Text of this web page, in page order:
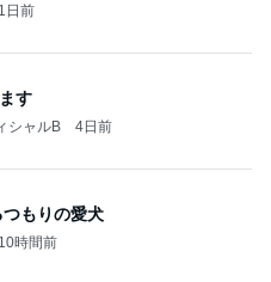
1日前
す
シャルB 4日前
もりの愛犬
10時間前